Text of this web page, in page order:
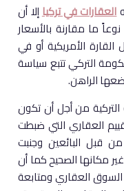
العقارات في تركياإلا أن
ما مقارنة بالأسعار
الأمريكية أو في
التركي تتبع سياسة
الراهن.
التركية من أجل أن تكون
العقاري التي ضبطت
قبل البائعين وجنبت
مكانها الصحيح كما أن
العقاري ومتابعة